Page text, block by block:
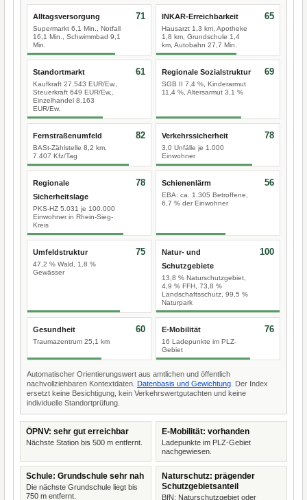
Alltagsversorgung
Supermarkt 6,1 Min., Notfall
16,1 Min., Schwimmbad 9,1
Min.
71 INKAR-Erreichbarkeit
Hausarzt 1,3 km, Apotheke
1,8 km, Grundschule 1,4
km, Autobahn 27,7 Min.
65
Standortmarkt
Kaufkraft 27.543 EUR/Ew.,
Steuerkraft 649 EUR/Ew.,
Einzelhandel 8.163
EUR/Ew.
61 Regionale Sozialstruktur
SGB II 7,4 %, Kinderarmut
11,4 %, Altersarmut 3,1 %
69
Fernstraßenumfeld
BASt-Zählstelle 8,2 km,
7.407 Kfz/Tag
82 Verkehrssicherheit
3,0 Unfälle je 1.000
Einwohner
78
Regionale
Sicherheitslage
PKS-HZ 5.031 je 100.000
Einwohner in Rhein-Sieg-
Kreis
78 Schienenlärm
EBA: ca. 1.305 Betroffene,
6,7 % der Einwohner
56
Umfeldstruktur
47,2 % Wald, 1,8 %
Gewässer
75
Natur- und
Schutzgebiete
13,8 % Naturschutzgebiet,
4,9 % FFH, 73,8 %
Landschaftsschutz, 99,5 %
Naturpark
100
Gesundheit
Traumazentrum 25,1 km
60 E-Mobilität
16 Ladepunkte im PLZ-
Gebiet
76
Automatischer Orientierungswert aus amtlichen und öffentlich
nachvollziehbaren Kontextdaten. Datenbasis und Gewichtung . Der Index
ersetzt keine Besichtigung, kein Verkehrswertgutachten und keine
individuelle Standortprüfung.
ÖPNV: sehr gut erreichbar
Nächste Station bis 500 m entfernt.
E-Mobilität: vorhanden
Ladepunkte im PLZ-Gebiet
nachgewiesen.
Schule: Grundschule sehr nah
Die nächste Grundschule liegt bis
750 m entfernt.
Naturschutz: prägender
Schutzgebietsanteil
BfN: Naturschutzgebiet oder